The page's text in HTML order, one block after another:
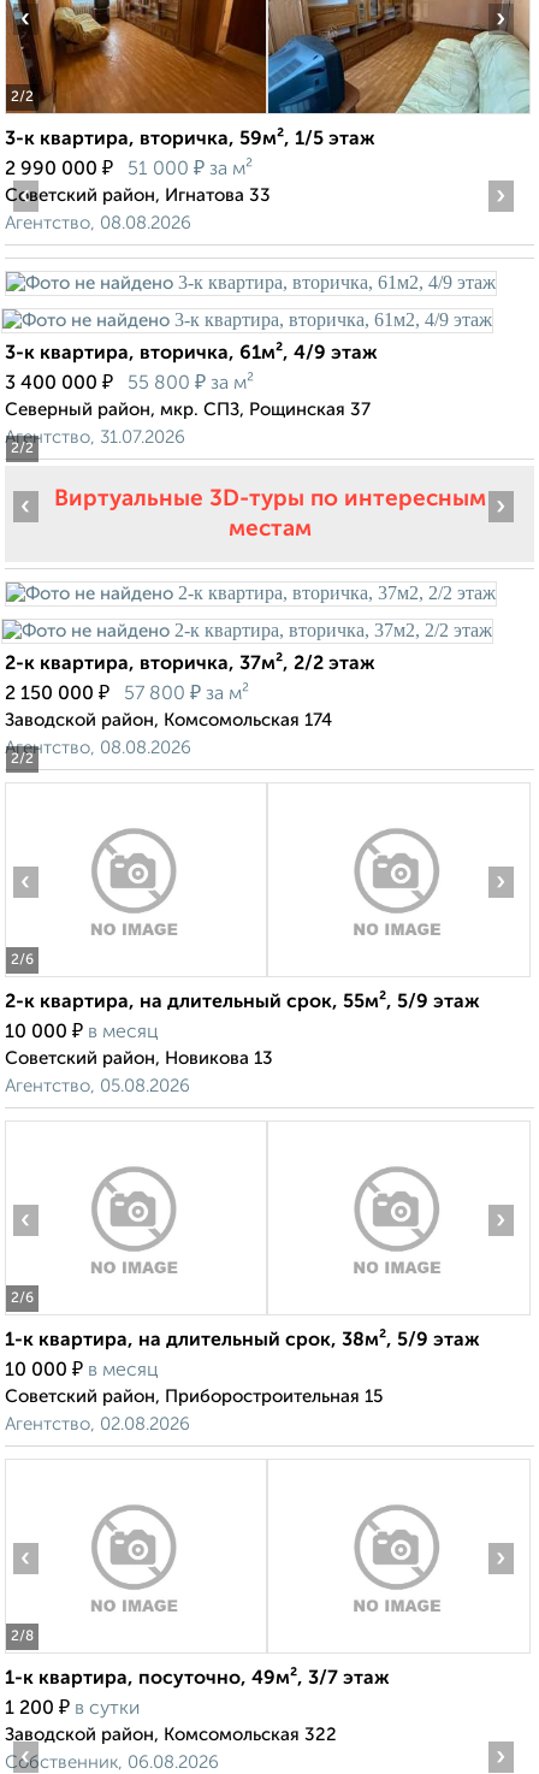
2/2
‹ ›
3-к квартира, вторичка, 59м², 1/5 этаж
2 990 000 ₽ 51 000 ₽ за м²
Советский район, Игнатова 33
Агентство, 08.08.2026
2/2
‹ ›
3-к квартира, вторичка, 61м², 4/9 этаж
3 400 000 ₽ 55 800 ₽ за м²
Северный район, мкр. СПЗ, Рощинская 37
Агентство, 31.07.2026
Виртуальные 3D-туры по интересным
местам
2/2
‹ ›
2-к квартира, вторичка, 37м², 2/2 этаж
2 150 000 ₽ 57 800 ₽ за м²
Заводской район, Комсомольская 174
Агентство, 08.08.2026
2/6
‹ ›
2-к квартира, на длительный срок, 55м², 5/9 этаж
10 000 ₽ в месяц
Советский район, Новикова 13
Агентство, 05.08.2026
2/6
‹ ›
1-к квартира, на длительный срок, 38м², 5/9 этаж
10 000 ₽ в месяц
Советский район, Приборостроительная 15
Агентство, 02.08.2026
2/8
‹ ›
1-к квартира, посуточно, 49м², 3/7 этаж
1 200 ₽ в сутки
Заводской район, Комсомольская 322
Собственник, 06.08.2026
‹ ›